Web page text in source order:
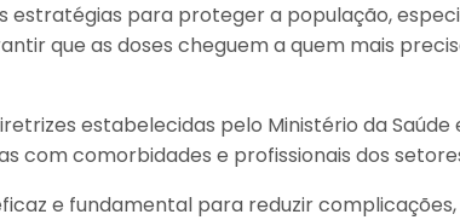
estratégias para proteger a população,
que as doses cheguem a quem mais
estabelecidas pelo Ministério da
com comorbidades e profissionais dos
e fundamental para reduzir